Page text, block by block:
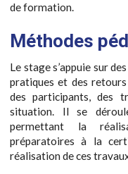
de formation.
Méthodes
Le stage s’appuie sur
pratiques et des retours
des participants, des
situation. Il se
permettant la
préparatoires à la
réalisation de ces